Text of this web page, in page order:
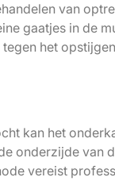
van
gaatjes in de
het
kan het
onderzijde
vereist